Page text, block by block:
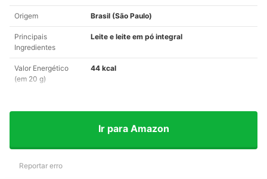
Origem Brasil (São Paulo)
Principais
Ingredientes
Leite e leite em pó integral
Valor Energético
(em 20 g)
44 kcal
Ir para Amazon
Reportar erro